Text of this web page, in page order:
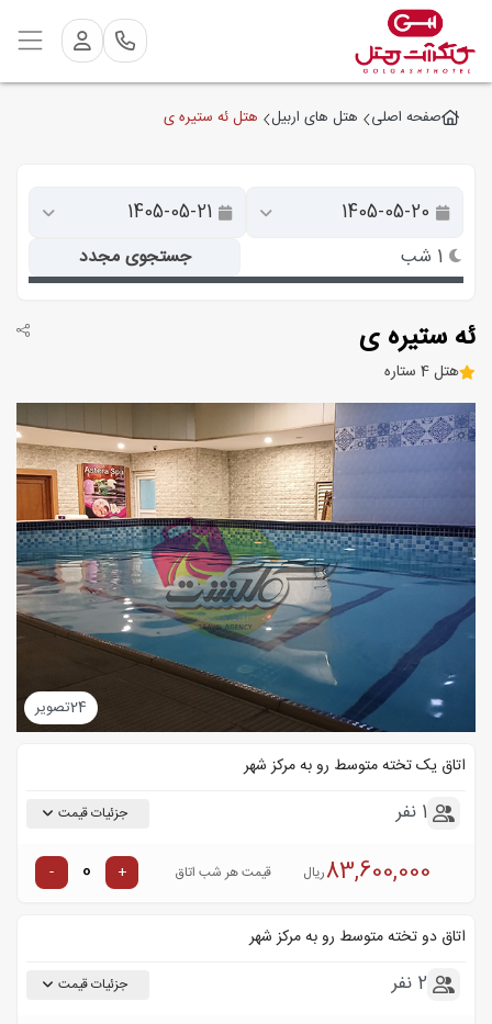
صفحه اصلی هتل های اربیل هتل ئه ستیره ی
ئه ستیره ی
هتل 4 ستاره
24تصویر
اتاق یک تخته متوسط رو به مرکز شهر
1 نفر جزئیات قیمت
83,600,000ریال قیمت هر شب اتاق +
-
اتاق دو تخته متوسط رو به مرکز شهر
2 نفر جزئیات قیمت
1 شب جستجوی مجدد